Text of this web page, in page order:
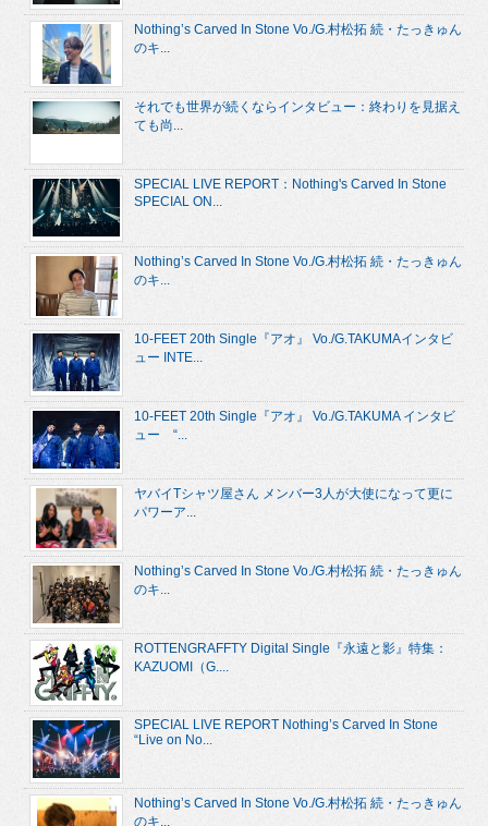
Nothing’s Carved In Stone Vo./G.村松拓 続・たっきゅん
のキ...
それでも世界が続くならインタビュー：終わりを見据え
ても尚...
SPECIAL LIVE REPORT：Nothing's Carved In Stone
SPECIAL ON...
Nothing’s Carved In Stone Vo./G.村松拓 続・たっきゅん
のキ...
10-FEET 20th Single『アオ』 Vo./G.TAKUMAインタビ
ュー INTE...
10-FEET 20th Single『アオ』 Vo./G.TAKUMA インタビ
ュー “...
ヤバイTシャツ屋さん メンバー3人が大使になって更に
パワーア...
Nothing’s Carved In Stone Vo./G.村松拓 続・たっきゅん
のキ...
ROTTENGRAFFTY Digital Single『永遠と影』特集：
KAZUOMI（G....
SPECIAL LIVE REPORT Nothing’s Carved In Stone
“Live on No...
Nothing’s Carved In Stone Vo./G.村松拓 続・たっきゅん
のキ...